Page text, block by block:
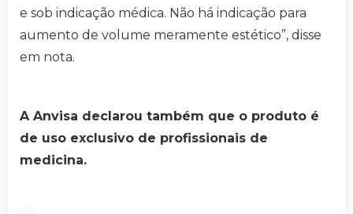
e sob indicação médica. Não há indicação para
aumento de volume meramente estético”, disse
em nota.
A Anvisa declarou também que o produto é
de uso exclusivo de profissionais de
medicina.